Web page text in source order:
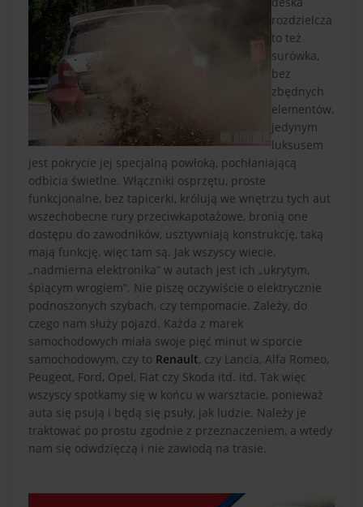
rozdzielcza
to też
surówka,
bez
zbędnych
elementów,
jedynym
luksusem
jest pokrycie jej specjalną powłoką, pochłaniającą
odbicia świetlne. Włączniki osprzętu, proste
funkcjonalne, bez tapicerki, królują we wnętrzu tych aut
wszechobecne rury przeciwkapotażowe, bronią one
dostępu do zawodników, usztywniają konstrukcję, taką
mają funkcję, więc tam są. Jak wszyscy wiecie,
„nadmierna elektronika” w autach jest ich „ukrytym,
śpiącym wrogiem”. Nie piszę oczywiście o elektrycznie
podnoszonych szybach, czy tempomacie. Zależy, do
czego nam służy pojazd. Każda z marek
samochodowych miała swoje pięć minut w sporcie
samochodowym, czy to Renault, czy Lancia, Alfa Romeo,
Peugeot, Ford, Opel, Fiat czy Skoda itd. itd. Tak więc
wszyscy spotkamy się w końcu w warsztacie, ponieważ
auta się psują i będą się psuły, jak ludzie. Należy je
traktować po prostu zgodnie z przeznaczeniem, a wtedy
nam się odwdzięczą i nie zawiodą na trasie.